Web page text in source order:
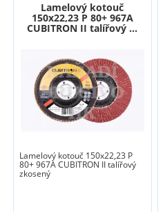
Lamelový kotouč
150x22,23 P 80+ 967A
CUBITRON II talířový ...
Lamelový kotouč 150x22,23 P
80+ 967A CUBITRON II talířový
zkosený